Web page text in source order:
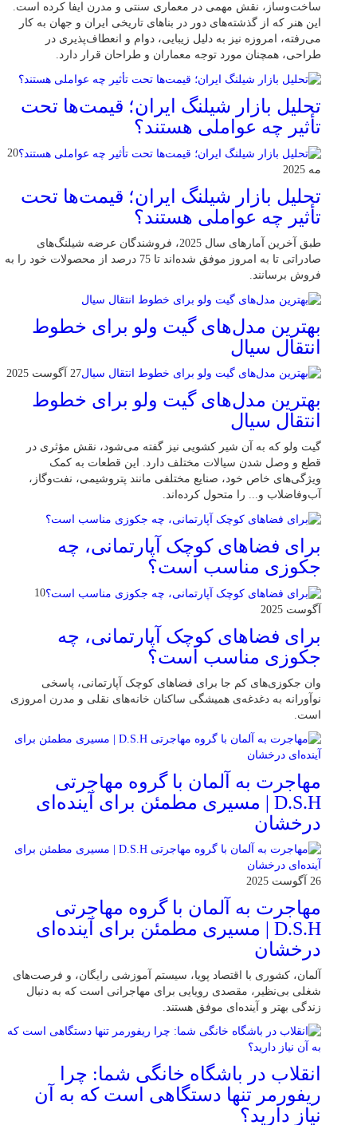
ساخت‌وساز، نقش مهمی در معماری سنتی و مدرن ایفا کرده است.
این هنر که از گذشته‌های دور در بناهای تاریخی ایران و جهان به کار
می‌رفته، امروزه نیز به دلیل زیبایی، دوام و انعطاف‌پذیری در
طراحی، همچنان مورد توجه معماران و طراحان قرار دارد.
تحلیل بازار شیلنگ ایران؛ قیمت‌ها تحت
تأثیر چه عواملی هستند؟
20
مه 2025
تحلیل بازار شیلنگ ایران؛ قیمت‌ها تحت
تأثیر چه عواملی هستند؟
طبق آخرین آمارهای سال 2025، فروشندگان عرضه شیلنگ‌های
صادراتی تا به امروز موفق شده‌اند تا 75 درصد از محصولات خود را به
فروش برسانند.
بهترین مدل‌های گیت ولو برای خطوط
انتقال سیال
27 آگوست 2025
بهترین مدل‌های گیت ولو برای خطوط
انتقال سیال
گیت ولو که به آن شیر کشویی نیز گفته می‌شود، نقش مؤثری در
قطع و وصل شدن سیالات مختلف دارد. این قطعات به کمک
ویژگی‌های خاص خود، صنایع مختلفی مانند پتروشیمی، نفت‌وگاز،
آب‌وفاضلاب و... را متحول کرده‌اند.
برای فضاهای کوچک آپارتمانی، چه
جکوزی مناسب است؟
10
آگوست 2025
برای فضاهای کوچک آپارتمانی، چه
جکوزی مناسب است؟
وان جکوزی‌های کم‌ جا برای فضاهای کوچک آپارتمانی، پاسخی
نوآورانه به دغدغه‌ی همیشگی ساکنان خانه‌های نقلی و مدرن امروزی
ا‌ست.
مهاجرت به آلمان با گروه مهاجرتی
D.S.H | مسیری مطمئن برای آینده‌ای
درخشان
26 آگوست 2025
مهاجرت به آلمان با گروه مهاجرتی
D.S.H | مسیری مطمئن برای آینده‌ای
درخشان
آلمان، کشوری با اقتصاد پویا، سیستم آموزشی رایگان، و فرصت‌های
شغلی بی‌نظیر، مقصدی رویایی برای مهاجرانی است که به دنبال
زندگی بهتر و آینده‌ای موفق هستند.
انقلاب در باشگاه خانگی شما: چرا
ریفورمر تنها دستگاهی است که به آن
نیاز دارید؟